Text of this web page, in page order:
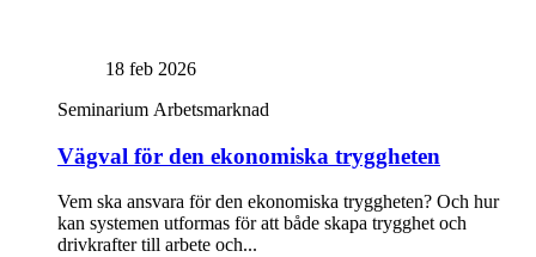
18 feb 2026
Seminarium Arbetsmarknad
Vägval för den ekonomiska tryggheten
Vem ska ansvara för den ekonomiska tryggheten? Och hur
kan systemen utformas för att både skapa trygghet och
drivkrafter till arbete och...